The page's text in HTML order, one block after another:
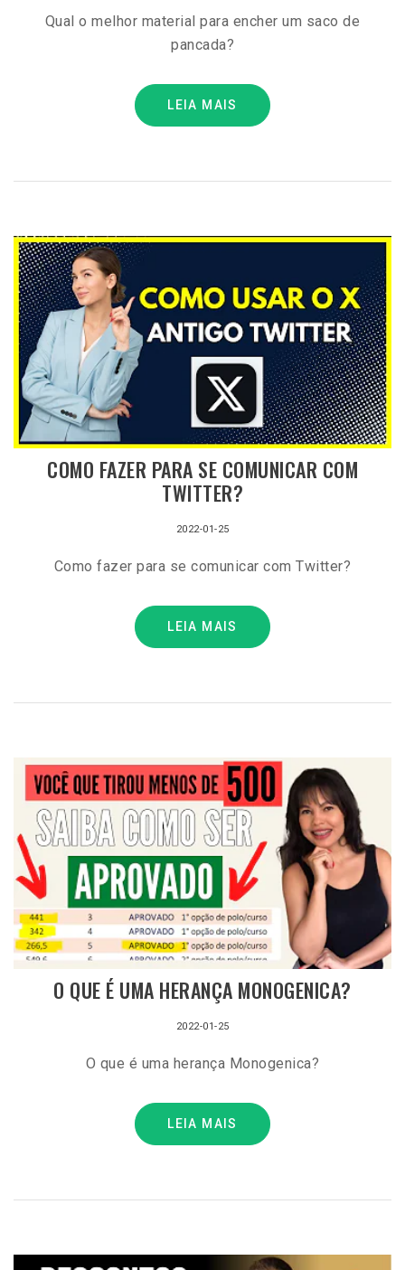
Qual o melhor material para encher um saco de
pancada?
LEIA MAIS
COMO FAZER PARA SE COMUNICAR COM
TWITTER?
2022-01-25
Como fazer para se comunicar com Twitter?
LEIA MAIS
O QUE É UMA HERANÇA MONOGENICA?
2022-01-25
O que é uma herança Monogenica?
LEIA MAIS